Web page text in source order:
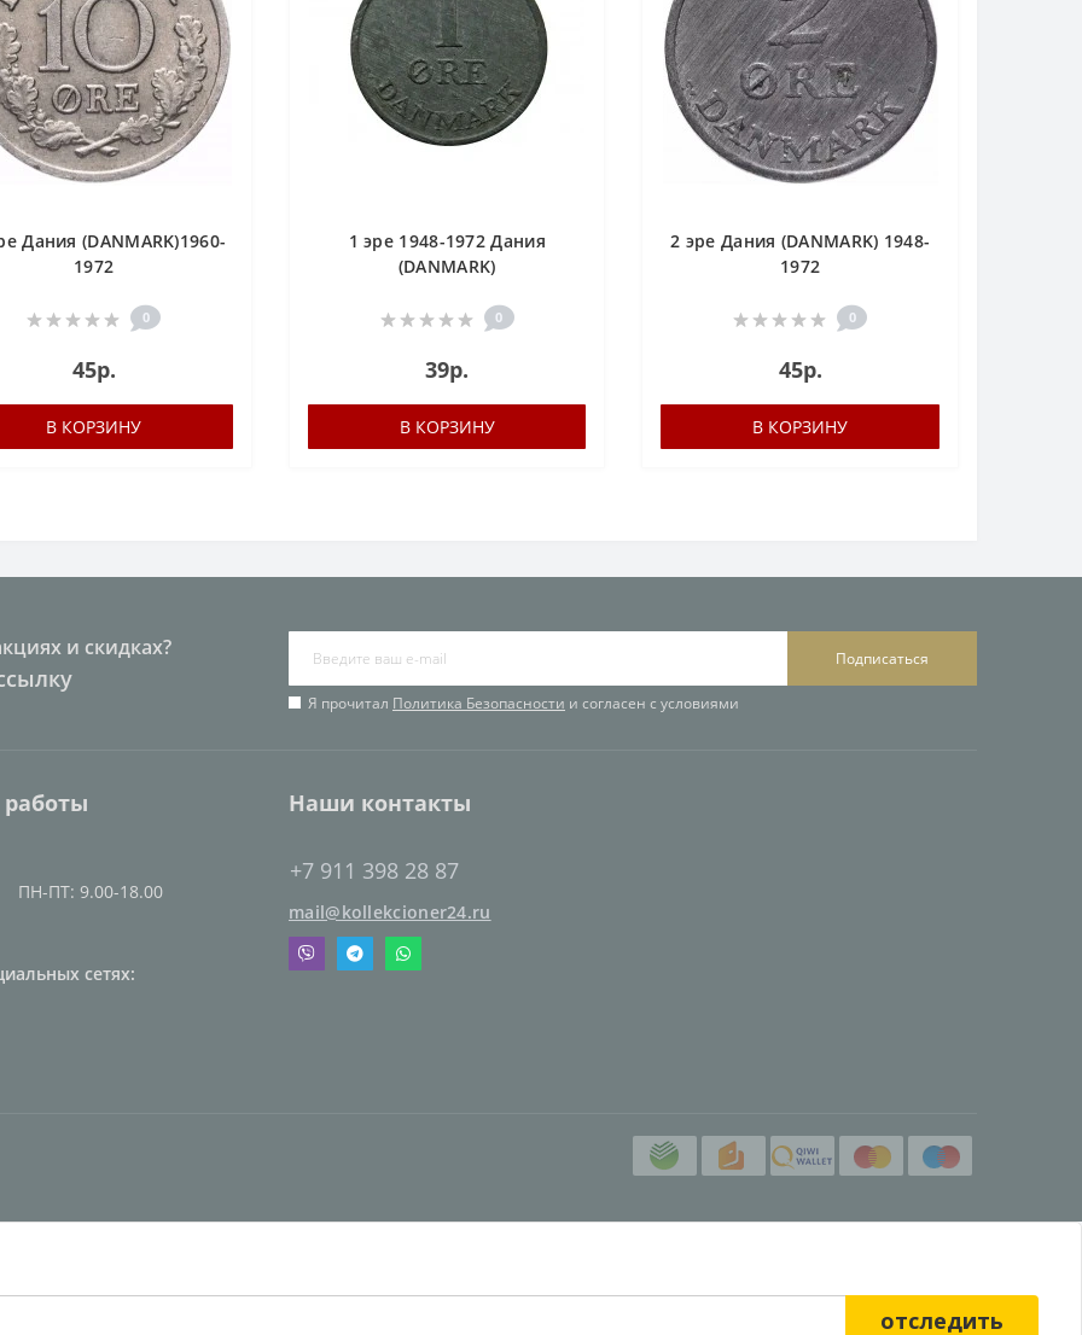
Дания (DANMARK)1960-
1972
0
45р.
В КОРЗИНУ
1 эре 1948-1972 Дания
(DANMARK)
0
39р.
В КОРЗИНУ
2 эре Дания (DANMARK) 1948-
1972
0
45р.
В КОРЗИНУ
и скидках? Подписаться
Я прочитал Политика Безопасности и согласен с условиями
ПН-ПТ: 9.00-18.00
сетях:
Наши контакты
+7 911 398 28 87
mail@kollekcioner24.ru